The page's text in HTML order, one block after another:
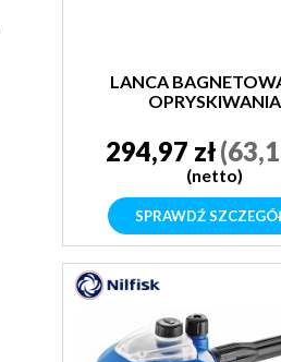
LANCA
OPRYSKIWANIA
294,97 zł
(netto)
SPRAWDŹ